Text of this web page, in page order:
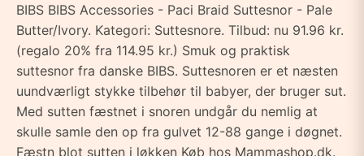
BIBS BIBS Accessories - Paci Braid Suttesnor - Pale
Butter/Ivory. Kategori: Suttesnore. Tilbud: nu 91.96 kr.
(regalo 20% fra 114.95 kr.) Smuk og praktisk
suttesnor fra danske BIBS. Suttesnoren er et næsten
uundværligt stykke tilbehør til babyer, der bruger sut.
Med sutten fæstnet i snoren undgår du nemlig at
skulle samle den op fra gulvet 12-88 gange i døgnet.
Fæstn blot sutten i løkken Køb hos Mammashop.dk.